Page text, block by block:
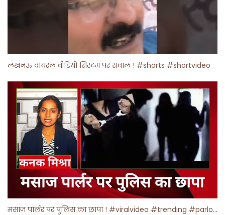
लखनऊ वायरल वीडियो सिस्टम पर सवाल ! #shorts #shortvideo
मसाज पार्लर पर पुलिस का छापा ! #viralvideo #trending #parlour